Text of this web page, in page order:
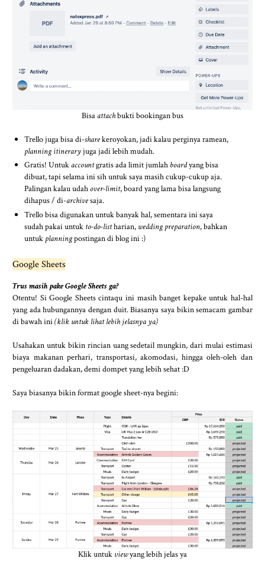
Bisaattachbukti bookingan bus
Trello juga bisa di-sharekeroyokan, jadi kalau perginya ramean,
planning itineraryjuga jadi lebih mudah.
Gratis! Untukaccountgratis ada limit jumlah boardyang bisa
dibuat, tapi selama ini sih untuk saya masih cukup-cukup aja.
Palingan kalau udah over-limit, board yang lama bisa langsung
dihapus / di-archivesaja.
Trello bisa digunakan untuk banyak hal, sementara ini saya
sudah pakai untuk to-do-listharian, wedding preparation, bahkan
untuk planningpostingan di blog ini :)
Google Sheets
Trus masih pake Google Sheets ga?
Otentu! Si Google Sheets cintaqu ini masih banget kepake untuk hal-hal
yang ada hubungannya dengan duit. Biasanya saya bikin semacam gambar
di bawah ini(klik untuk lihat lebih jelasnya ya)
Usahakan untuk bikin rincian uang sedetail mungkin, dari mulai estimasi
biaya makanan perhari, transportasi, akomodasi, hingga oleh-oleh dan
pengeluaran dadakan, demi dompet yang lebih sehat :D
Saya biasanya bikin format google sheet-nya begini:
Klik untuk viewyang lebih jelas ya